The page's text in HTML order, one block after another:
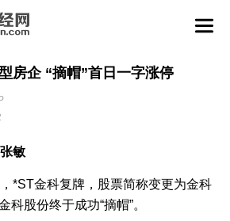
房企 “摘帽”首日一字涨停
敏
*ST金科复牌，股票简称变更为金科
科股份终于成功“摘帽”。